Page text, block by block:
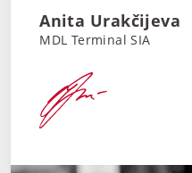
Anita Urakčijeva
MDL Terminal SIA